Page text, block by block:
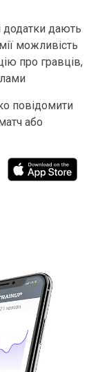
додатки дають
можливість
про гравців,
повідомити
або